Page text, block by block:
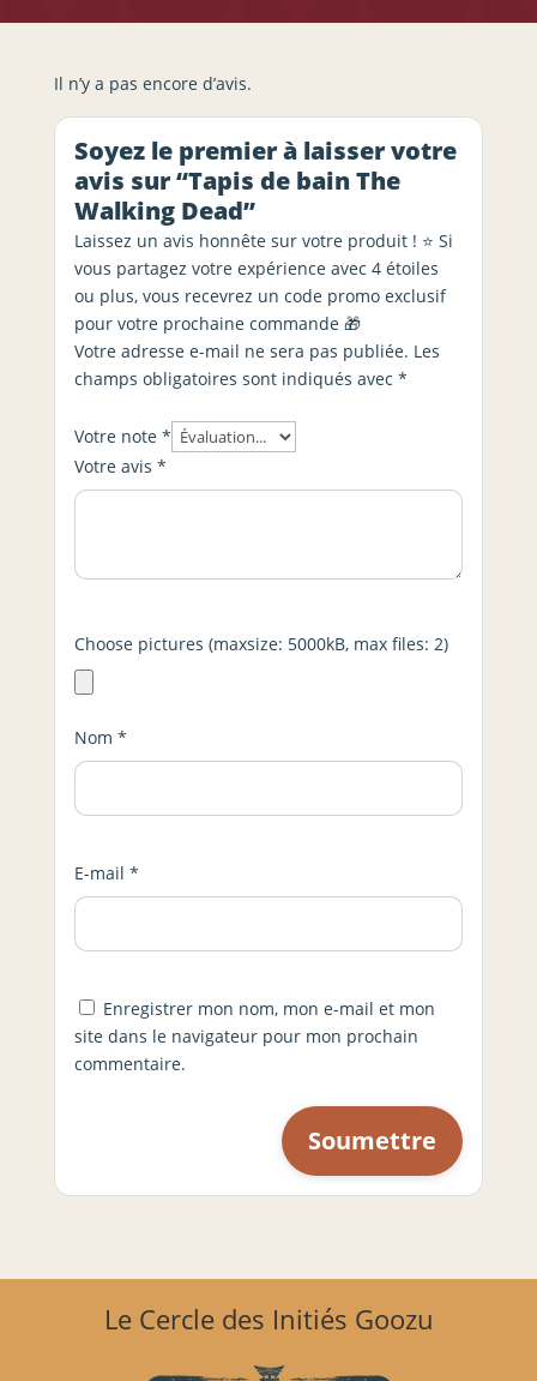
Il n’y a pas encore d’avis.
Soyez le premier à laisser votre
avis sur “Tapis de bain The
Walking Dead”
Laissez un avis honnête sur votre produit ! ⭐ Si
vous partagez votre expérience avec 4 étoiles
ou plus, vous recevrez un code promo exclusif
pour votre prochaine commande 🎁
Votre adresse e-mail ne sera pas publiée. Les
champs obligatoires sont indiqués avec *
Votre note *
Votre avis *
Choose pictures (maxsize: 5000kB, max files: 2)
Nom *
E-mail *
Enregistrer mon nom, mon e-mail et mon
site dans le navigateur pour mon prochain
commentaire.
Le Cercle des Initiés Goozu